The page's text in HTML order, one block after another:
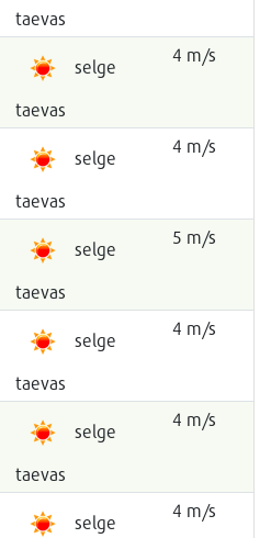
taevas
selge
taevas
4 m/s
selge
taevas
4 m/s
selge
taevas
5 m/s
selge
taevas
4 m/s
selge
taevas
4 m/s
selge
4 m/s